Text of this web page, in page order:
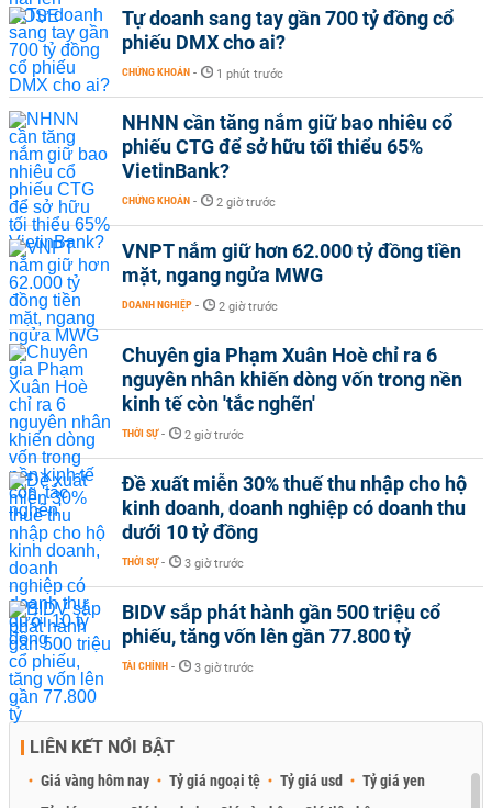
Tự doanh sang tay gần 700 tỷ đồng cổ
phiếu DMX cho ai?
CHỨNG KHOÁN - 1 phút trước
NHNN cần tăng nắm giữ bao nhiêu cổ
phiếu CTG để sở hữu tối thiểu 65%
VietinBank?
CHỨNG KHOÁN - 2 giờ trước
VNPT nắm giữ hơn 62.000 tỷ đồng tiền
mặt, ngang ngửa MWG
DOANH NGHIỆP - 2 giờ trước
Chuyên gia Phạm Xuân Hoè chỉ ra 6
nguyên nhân khiến dòng vốn trong nền
kinh tế còn 'tắc nghẽn'
THỜI SỰ - 2 giờ trước
Đề xuất miễn 30% thuế thu nhập cho hộ
kinh doanh, doanh nghiệp có doanh thu
dưới 10 tỷ đồng
THỜI SỰ - 3 giờ trước
BIDV sắp phát hành gần 500 triệu cổ
phiếu, tăng vốn lên gần 77.800 tỷ
TÀI CHÍNH - 3 giờ trước
LIÊN KẾT NỔI BẬT
Giá vàng hôm nay Tỷ giá ngoại tệ Tỷ giá usd
Tỷ giá yen